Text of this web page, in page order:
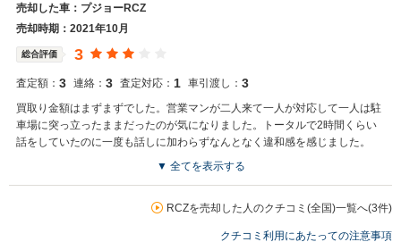
た。 弊社スタッフの接客をお褒め頂き光栄です。 今後もご満足いただ
けるよう精進してまいります。 スタッフ一同、またのご利用お待ちし
売却した車：プジョーRCZ
売却時期：2021年10月
総合評価 3
査定額： 3 連絡： 3 査定対応： 1 車引渡し： 3
買取り金額はまずまずでした。営業マンが二人来て一人が対応して一人は駐
車場に突っ立ったままだったのが気になりました。トータルで2時間くらい
話をしていたのに一度も話しに加わらずなんとなく違和感を感じました。
買取店からの返信
お世話になっております。株式会社ネクステージでございます。 この
▼ 全てを表示する
RCZを売却した人のクチコミ(全国)一覧へ(3件)
クチコミ利用にあたっての注意事項